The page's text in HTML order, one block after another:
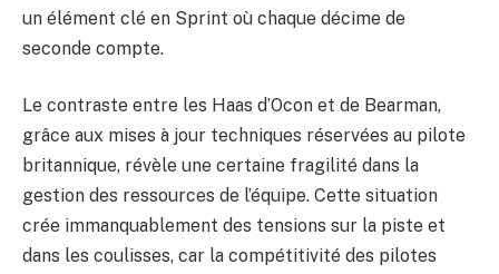
un élément clé en Sprint où chaque décime de
seconde compte.
Le contraste entre les Haas d’Ocon et de Bearman,
grâce aux mises à jour techniques réservées au pilote
britannique, révèle une certaine fragilité dans la
gestion des ressources de l’équipe. Cette situation
crée immanquablement des tensions sur la piste et
dans les coulisses, car la compétitivité des pilotes